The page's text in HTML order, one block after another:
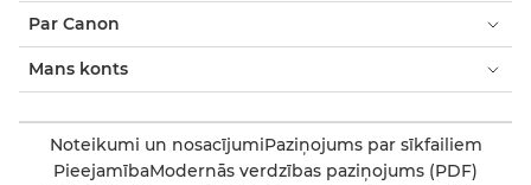
Par Canon
Mans konts
Noteikumi un nosacījumiPaziņojums par sīkfailiem
PieejamībaModernās verdzības paziņojums (PDF)